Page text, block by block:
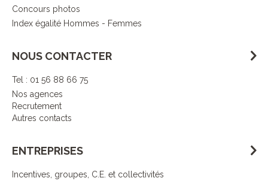
Concours photos
Index égalité Hommes - Femmes
NOUS CONTACTER
Tel : 01 56 88 66 75
Nos agences
Recrutement
Autres contacts
ENTREPRISES
Incentives, groupes, C.E. et collectivités